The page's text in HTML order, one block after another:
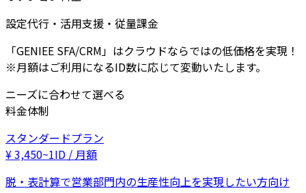
設定代行・活用支援・従量課金
「GENIEE SFA/CRM」はクラウドならではの低価格を実現！
※月額はご利用になるID数に応じて変動いたします。
ニーズに合わせて選べる
料金体制
スタンダードプラン
¥3,450~1ID / 月額
脱・表計算で営業部門内の生産性向上を実現したい方向け